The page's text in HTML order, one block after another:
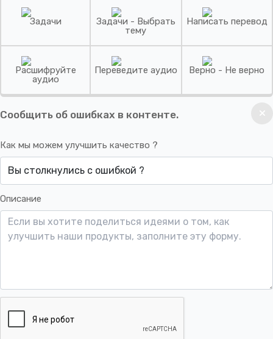
Задачи
Задачи - Выбрать
тему
Написать перевод
Расшифруйте
аудио
Переведите аудио Верно - Не верно
Сообщить об ошибках в контенте.
Как мы можем улучшить качество ?
Описание